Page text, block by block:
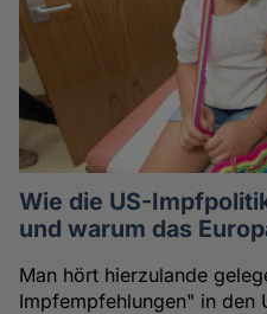
Wie die US-
und warum das
Man hört hierzulande
Impfempfehlungen" in den